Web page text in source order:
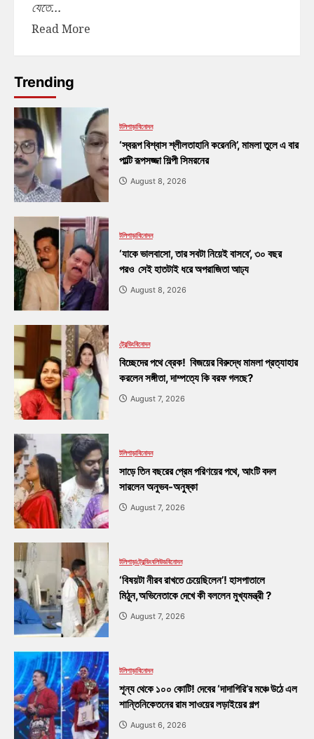
যেতে...
Read More
Trending
টলিপাড়াবিনোদন
‘স্বরূপ বিশ্বাস শ্লীলতাহানি করেননি’, মামলা তুলে এ বার
পাল্টি রূপসজ্জা শিল্পী সিমরনের
August 8, 2026
টলিপাড়াবিনোদন
‘যাকে ভালবাসো, তার সবটা নিয়েই বাসবে’, ৩০ বছর
পরও সেই হাতটাই ধরে অপরাজিতা আঢ্য
August 8, 2026
ট্রেন্ডিংবিনোদন
বিচ্ছেদের পথে ব্রেক! বিজয়ের বিরুদ্ধে মামলা প্রত্যাহার
করলেন সঙ্গীতা, দাম্পত্যে কি বরফ গলছে?
August 7, 2026
টলিপাড়াবিনোদন
সাড়ে তিন বছরের প্রেম পরিণয়ের পথে, আংটি বদল
সারলেন অনুভব-অনুষ্কা
August 7, 2026
টলিপাড়াট্রেন্ডিংবলিউডবিনোদন
‘বিষয়টা নীরব রাখতে চেয়েছিলেন’! হাসপাতালে
মিঠুন,অভিনেতাকে দেখে কী বললেন মুখ্যমন্ত্রী ?
August 7, 2026
টলিপাড়াবিনোদন
শূন্য থেকে ১০০ কোটি! দেবের ‘দাদাগিরি’র মঞ্চে উঠে এল
শান্তিনিকেতনের রাম সাওয়ের লড়াইয়ের গল্প
August 6, 2026